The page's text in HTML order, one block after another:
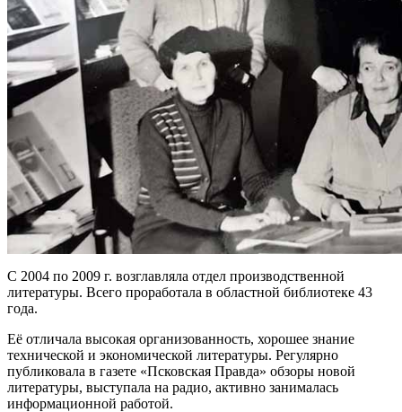
С 2004 по 2009 г. возглавляла отдел производственной
литературы. Всего проработала в областной библиотеке 43
года.
Её отличала высокая организованность, хорошее знание
технической и экономической литературы. Регулярно
публиковала в газете «Псковская Правда» обзоры новой
литературы, выступала на радио, активно занималась
информационной работой.